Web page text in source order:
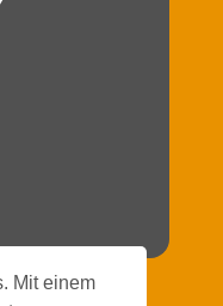
Mit einem